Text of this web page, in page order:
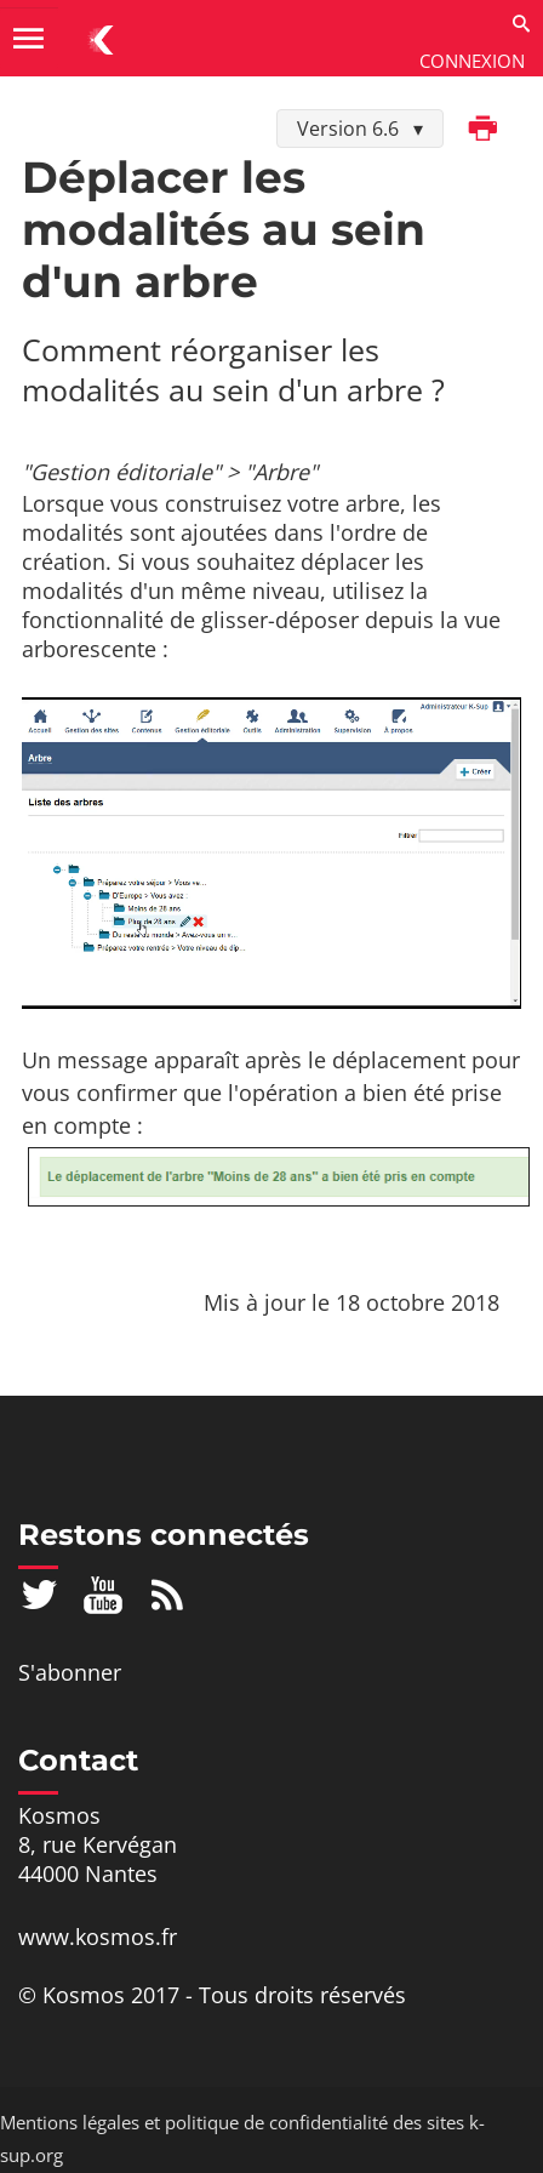
CONNEXION
menu
Version 6.6Imprimer
Arbre
Déplacer les
modalités au sein
d'un arbre
Comment réorganiser les
modalités au sein d'un arbre ?
"Gestion éditoriale" > "Arbre"
Lorsque vous construisez votre arbre, les
modalités sont ajoutées dans l'ordre de
création. Si vous souhaitez déplacer les
modalités d'un même niveau, utilisez la
fonctionnalité de glisser-déposer depuis la vue
arborescente :
00:00 00:02
Un message apparaît après le déplacement pour
vous confirmer que l'opération a bien été prise
en compte :
Mis à jour le 18 octobre 2018
Restons connectés
S'abonner
Contact
Kosmos
8, rue Kervégan
44000 Nantes
www.kosmos.fr
© Kosmos 2017 - Tous droits réservés
Mentions légales et politique de confidentialité des sites k-
sup.org